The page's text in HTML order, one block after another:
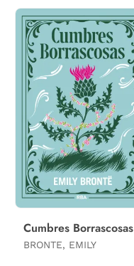
Cumbres Borrascosas
BRONTE, EMILY